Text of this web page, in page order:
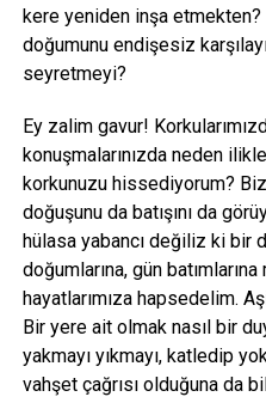
kere yeniden inşa
doğumunu endişesiz
seyretmeyi?
Ey zalim gavur!
konuşmalarınızda neden
korkunuzu hissediyorum?
doğuşunu da batışını da
hülasa yabancı değiliz ki bir
doğumlarına, gün
hayatlarımıza hapsedelim.
Bir yere ait olmak nasıl bir
yakmayı yıkmayı, katledip
vahşet çağrısı olduğuna da